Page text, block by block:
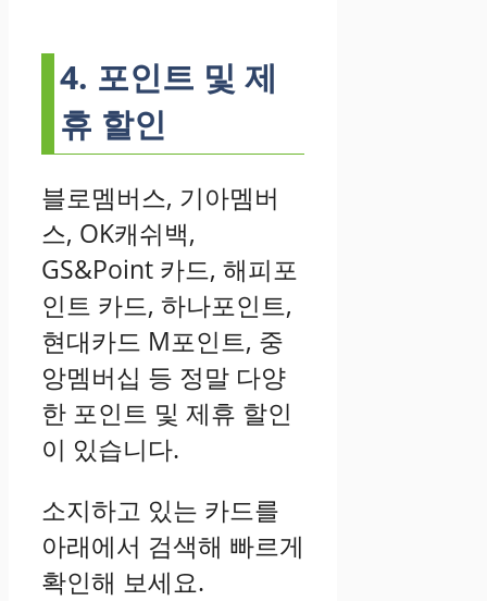
4. 포인트 및 제
휴 할인
블로멤버스, 기아멤버
스, OK캐쉬백,
GS&Point 카드, 해피포
인트 카드, 하나포인트,
현대카드 M포인트, 중
앙멤버십 등 정말 다양
한 포인트 및 제휴 할인
이 있습니다.
소지하고 있는 카드를
아래에서 검색해 빠르게
확인해 보세요.